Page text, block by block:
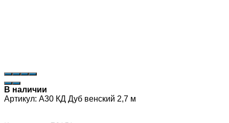
В наличии
Артикул: А30 КД Дуб венский 2,7 м